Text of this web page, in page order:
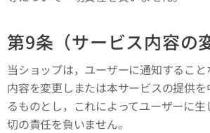
第9条（サービス内容の
当ショップは，ユーザーに通知するこ
内容を変更しまたは本サービスの提供
るものとし，これによってユーザーに
切の責任を負いません。